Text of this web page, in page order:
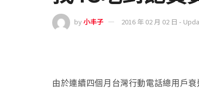
by小丰子 2016 年 02 月 02 日 -
由於連續四個月台灣行動電話總用戶衰